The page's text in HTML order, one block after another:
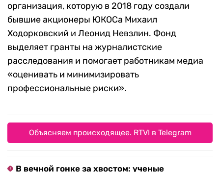
организация, которую в 2018 году создали
бывшие акционеры ЮКОСа Михаил
Ходорковский и Леонид Невзлин. Фонд
выделяет гранты на журналистские
расследования и помогает работникам медиа
«оценивать и минимизировать
профессиональные риски».
Объясняем происходящее. RTVI в Telegram
В вечной гонке за хвостом: ученые